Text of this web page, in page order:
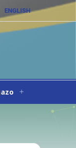
ENGLISH